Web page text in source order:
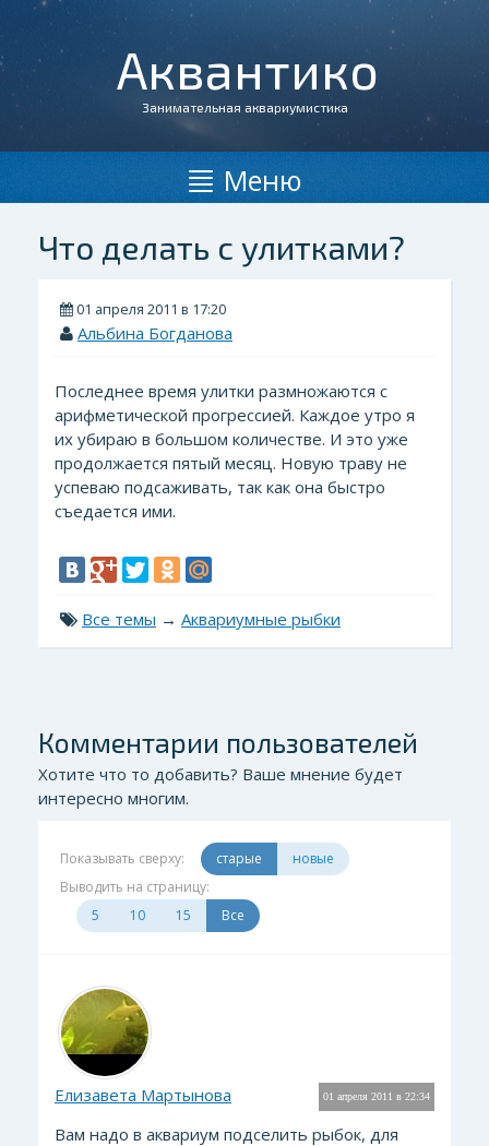
Аквантико
Занимательная аквариумистика
Меню
Что делать с улитками?
01 апреля 2011 в 17:20
Альбина Богданова
Последнее время улитки размножаются с
арифметической прогрессией. Каждое утро я
их убираю в большом количестве. И это уже
продолжается пятый месяц. Новую траву не
успеваю подсаживать, так как она быстро
съедается ими.
Все темы → Аквариумные рыбки
Комментарии пользователей
Хотите что то добавить? Ваше мнение будет
интересно многим.
Показывать сверху: старые
новые
Выводить на страницу:
5
10 15 Все
01 апреля 2011 в 22:34
Елизавета Мартынова
Вам надо в аквариум подселить рыбок, для